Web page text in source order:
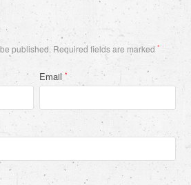
published. Required fields are marked*
Email*